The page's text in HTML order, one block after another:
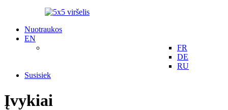
Nuotraukos
EN
FR
DE
RU
Susisiek
Įvykiai